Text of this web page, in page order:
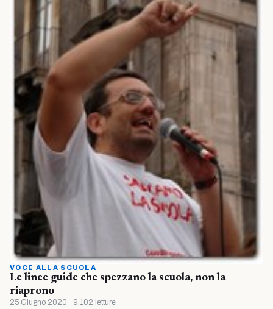
VOCE ALLA SCUOLA
Le linee guide che spezzano la scuola, non la
riaprono
25 Giugno 2020 · 9.102 letture